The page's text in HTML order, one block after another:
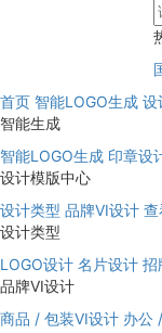
首页 智能LOGO生成 设
智能生成
智能LOGO生成 印章设
设计模版中心
设计类型 品牌VI设计 查
设计类型
LOGO设计 名片设计 招
品牌VI设计
商品 / 包装VI设计 办公